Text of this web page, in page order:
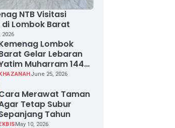
NTB Visitasi
di Lombok Barat
2026
Lombok
Gelar Lebaran
Muharram 1448
Puluhan Anak Yatim
June 25, 2026
Merawat Taman
Tetap Subur
Tahun
May 10, 2026